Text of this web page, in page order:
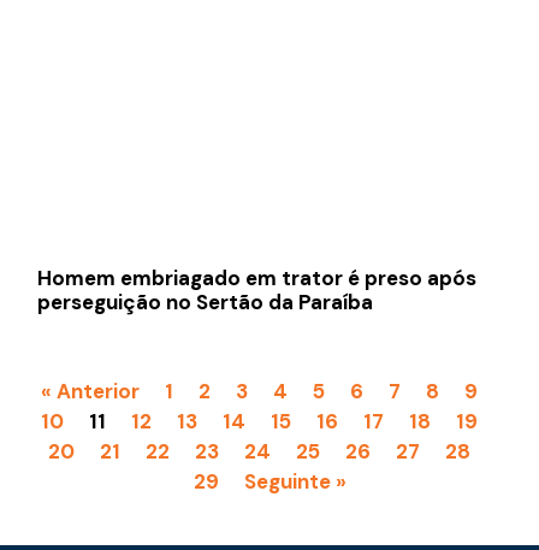
Homem embriagado em trator é preso após
perseguição no Sertão da Paraíba
« Anterior 1 2 3 4 5 6 7 8
9
10
11 12 13 14 15 16 17 18
19
20
21 22 23 24 25 26 27
28
29
Seguinte »